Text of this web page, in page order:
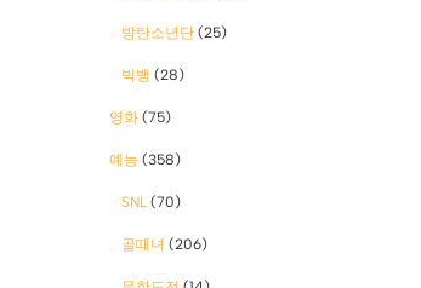
방탄소년단 (25)
빅뱅 (28)
영화 (75)
예능 (358)
SNL (70)
골때녀 (206)